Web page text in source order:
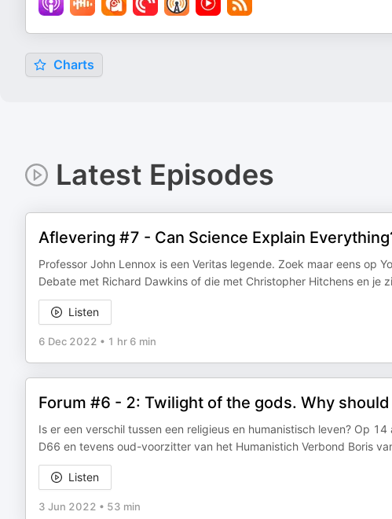
Charts
Latest Episodes
Aflevering #7 - Can Science Explain
Professor John Lennox is een Veritas legende. Zoek maar eens op
Debate met Richard Dawkins of die met Christopher Hitchens en je
Listen
6 Dec 2022 • 1 hr 6 min
Forum #6 - 2: Twilight of the gods. Why
Is er een verschil tussen een religieus en humanistisch leven? Op
D66 en tevens oud-voorzitter van het Humanistich Verbond Boris
Listen
3 Jun 2022 • 53 min